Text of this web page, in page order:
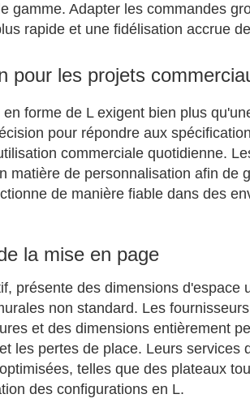
gamme. Adapter les commandes
rapide et une fidélisation accrue
pour les projets
forme de L exigent bien plus
pour répondre aux
commerciale quotidienne.
matière de personnalisation afin de
de manière fiable dans des
la mise en page
présente des dimensions d'espace
non standard. Les
et des dimensions entièrement
les pertes de place. Leurs services
telles que des plateaux
des configurations en L.